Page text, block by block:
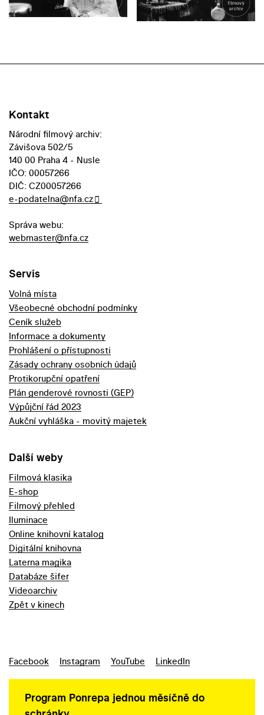
Kontakt
Národní filmový archiv:
Závišova 502/5
140 00 Praha 4 - Nusle
IČO: 00057266
DIČ: CZ00057266
e-podatelna@nfa.cz
Správa webu:
webmaster@nfa.cz
Servis
Volná místa
Všeobecné obchodní podmínky
Ceník služeb
Informace a dokumenty
Prohlášení o přístupnosti
Zásady ochrany osobních údajů
Protikorupční opatření
Plán genderové rovnosti (GEP)
Výpůjční řád 2023
Aukční vyhláška - movitý majetek
Další weby
Filmová klasika
E-shop
Filmový přehled
Iluminace
Online knihovní katalog
Digitální knihovna
Laterna magika
Databáze šifer
Videoarchiv
Zpět v kinech
Facebook Instagram YouTube LinkedIn
Program Ponrepa jednou měsíčně do